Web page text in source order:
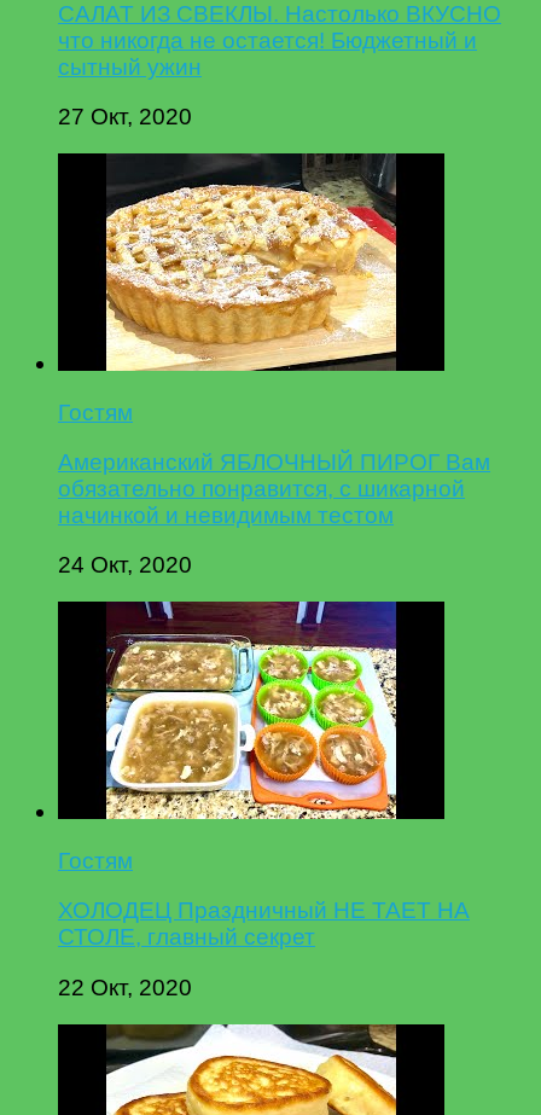
САЛАТ ИЗ СВЕКЛЫ. Настолько ВКУСНО
что никогда не остается! Бюджетный и
сытный ужин
27 Окт, 2020
Гостям
Американский ЯБЛОЧНЫЙ ПИРОГ Вам
обязательно понравится, с шикарной
начинкой и невидимым тестом
24 Окт, 2020
Гостям
ХОЛОДЕЦ Праздничный НЕ ТАЕТ НА
СТОЛЕ, главный секрет
22 Окт, 2020